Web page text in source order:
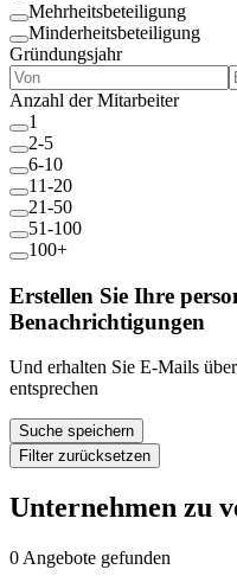
Mehrheitsbeteiligung
Minderheitsbeteiligung
Gründungsjahr
Anzahl der Mitarbeiter
1
2-5
6-10
11-20
21-50
51-100
100+
Erstellen Sie Ihre
Benachrichtigungen
Und erhalten Sie E-Mails
entsprechen
Suche speichern
Filter zurücksetzen
Unternehmen zu
0 Angebote gefunden